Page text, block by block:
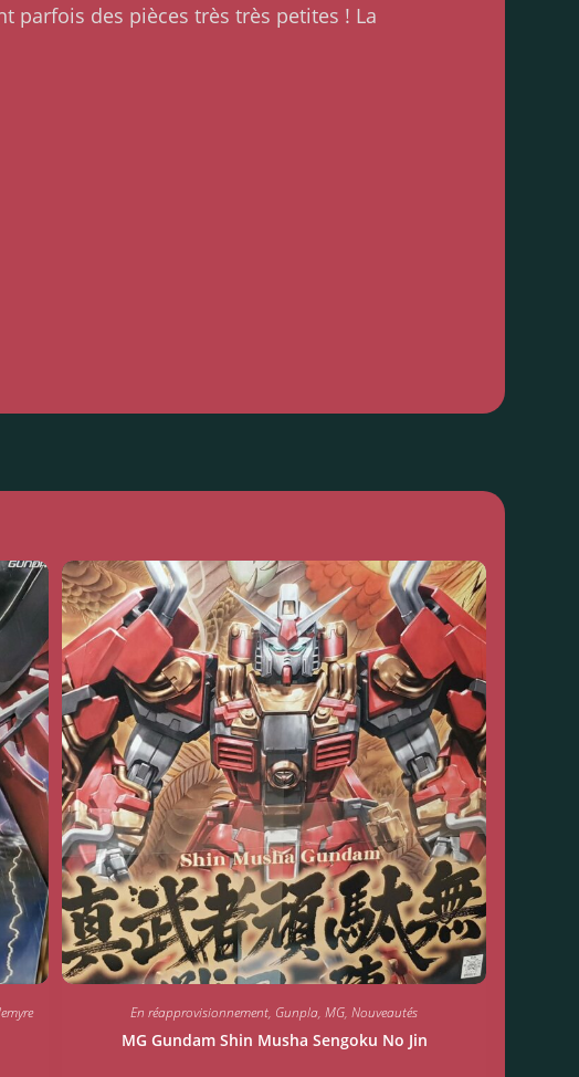
parfois des pièces très très petites ! La
En réapprovisionnement, Gunpla,MG,Nouveautés
MG Gundam Shin Musha Sengoku No Jin